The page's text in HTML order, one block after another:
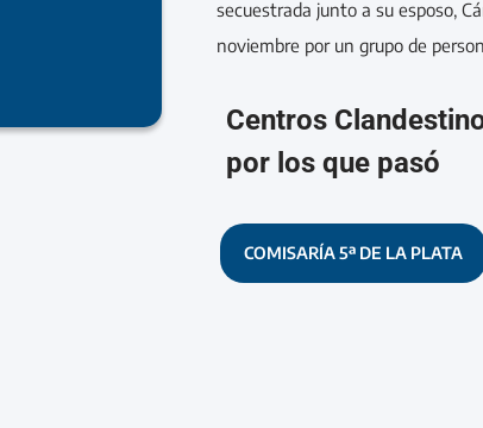
secuestrada junto a su esposo,
noviembre por un grupo de
Centros
por los que pasó
COMISARÍA 5ª DE LA PLATA